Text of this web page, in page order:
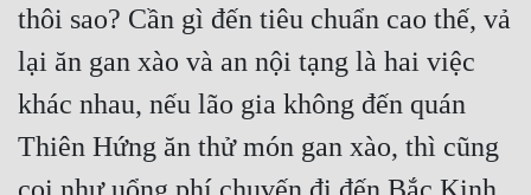
thôi sao? Cần gì đến tiêu chuẩn cao thế, vả
lại ăn gan xào và an nội tạng là hai việc
khác nhau, nếu lão gia không đến quán
Thiên Hứng ăn thử món gan xào, thì cũng